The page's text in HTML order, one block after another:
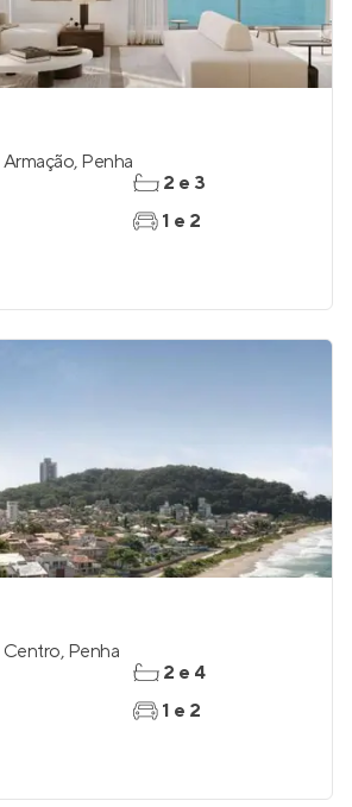
Armação, Penha
2 e 3
1 e 2
Centro, Penha
2 e 4
1 e 2